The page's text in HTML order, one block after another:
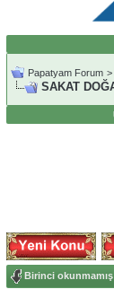
Papatyam Forum >
SAKAT
Birinci